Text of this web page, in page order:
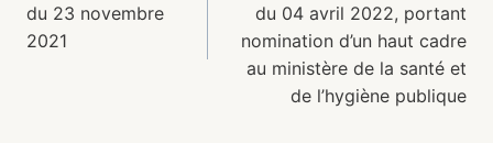
du 23 novembre
2021
du 04 avril 2022, portant
nomination d’un haut cadre
au ministère de la santé et
de l’hygiène publique